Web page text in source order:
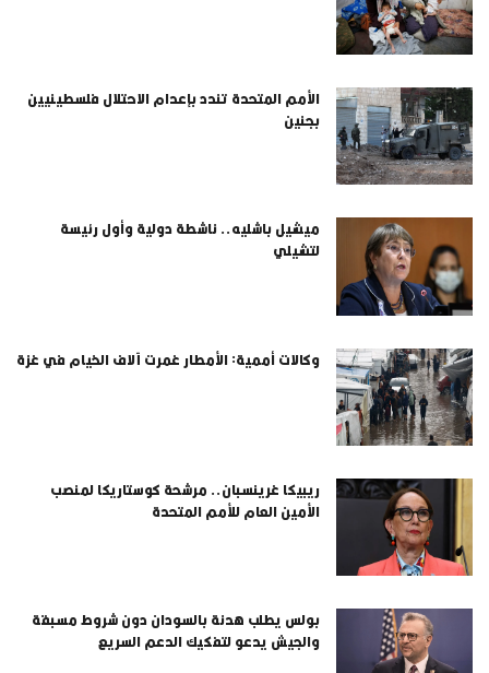
الأمم المتحدة تندد بإعدام الاحتلال فلسطينيين
بجنين
ميشيل باشليه.. ناشطة دولية وأول رئيسة
لتشيلي
وكالات أممية: الأمطار غمرت آلاف الخيام في غزة
ريبيكا غرينسبان.. مرشحة كوستاريكا لمنصب
الأمين العام للأمم المتحدة
بولس يطلب هدنة بالسودان دون شروط مسبقة
والجيش يدعو لتفكيك الدعم السريع